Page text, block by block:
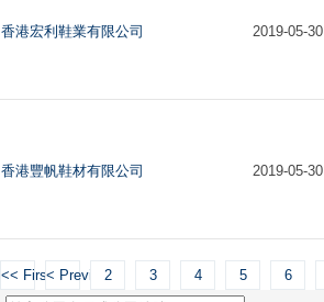
香港宏利鞋業有限公司 2019-05-30
香港豐帆鞋材有限公司 2019-05-30
<< First< Previous
2 3 4 5 6